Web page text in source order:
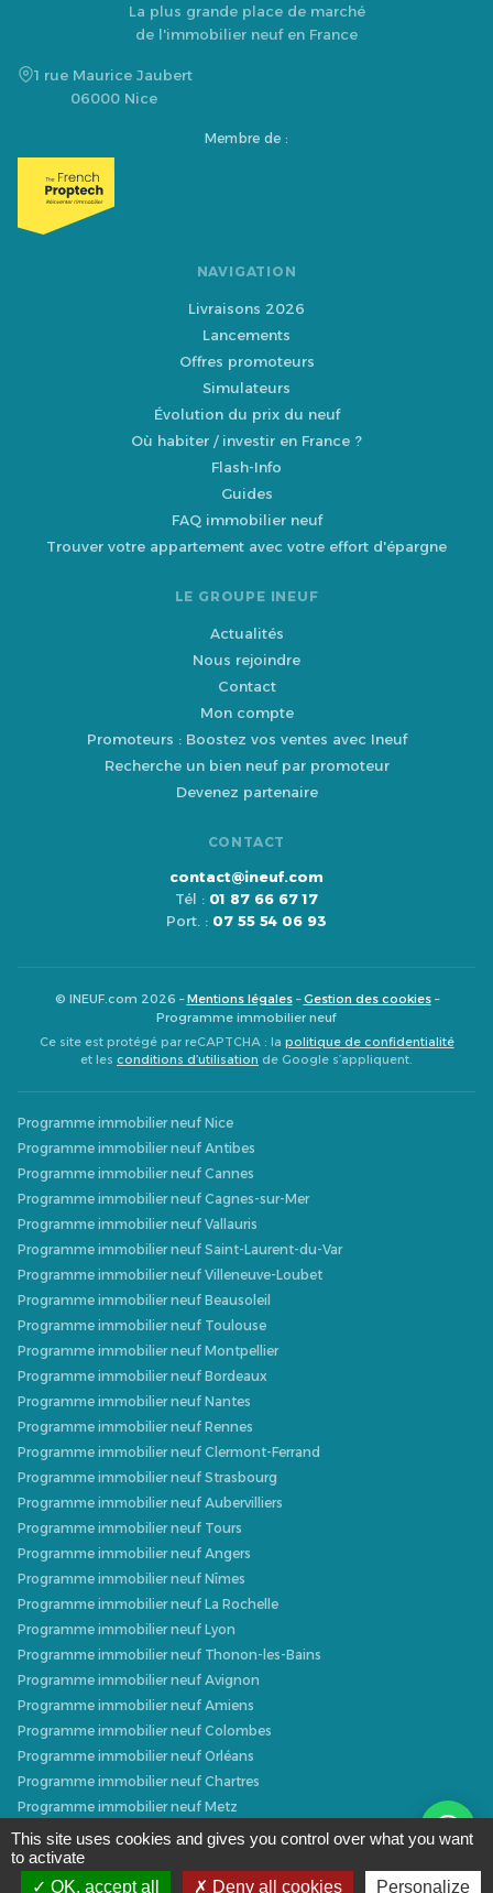
La plus grande place de marché
de l'immobilier neuf en France
1 rue Maurice Jaubert
06000 Nice
Membre de :
NAVIGATION
Livraisons 2026
Lancements
Offres promoteurs
Simulateurs
Évolution du prix du neuf
Où habiter / investir en France ?
Flash-Info
Guides
FAQ immobilier neuf
Trouver votre appartement avec votre effort d'épargne
LE GROUPE INEUF
Actualités
Nous rejoindre
Contact
Mon compte
Promoteurs : Boostez vos ventes avec Ineuf
Recherche un bien neuf par promoteur
Devenez partenaire
CONTACT
contact@ineuf.com
Tél : 01 87 66 67 17
Port. : 07 55 54 06 93
© INEUF.com 2026 –Mentions légales–Gestion des cookies–
Programme immobilier neuf
Ce site est protégé par reCAPTCHA : la politique de confidentialité
et les conditions d’utilisation de Google s’appliquent.
Programme immobilier neuf Nice
Programme immobilier neuf Antibes
Programme immobilier neuf Cannes
Programme immobilier neuf Cagnes-sur-Mer
Programme immobilier neuf Vallauris
Programme immobilier neuf Saint-Laurent-du-Var
Programme immobilier neuf Villeneuve-Loubet
Programme immobilier neuf Beausoleil
Programme immobilier neuf Toulouse
Programme immobilier neuf Montpellier
Programme immobilier neuf Bordeaux
Programme immobilier neuf Nantes
Programme immobilier neuf Rennes
Programme immobilier neuf Clermont-Ferrand
Programme immobilier neuf Strasbourg
Programme immobilier neuf Aubervilliers
Programme immobilier neuf Tours
Programme immobilier neuf Angers
Programme immobilier neuf Nîmes
Programme immobilier neuf La Rochelle
Programme immobilier neuf Lyon
Programme immobilier neuf Thonon-les-Bains
Programme immobilier neuf Avignon
Programme immobilier neuf Amiens
Programme immobilier neuf Colombes
Programme immobilier neuf Orléans
Programme immobilier neuf Chartres
Programme immobilier neuf Metz
Programme immobilier neuf Caen
Programme immobilier neuf Dijon
Programme immobilier neuf Villeurbanne
This site uses cookies and gives you control over what you want
to activate
OK, accept all
Deny all cookies Personalize